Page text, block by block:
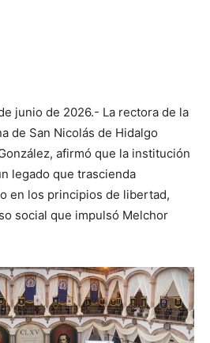
junio de 2026.- La rectora de la
de San Nicolás de Hidalgo
afirmó que la institución
legado que trascienda
en los principios de libertad,
social que impulsó Melchor